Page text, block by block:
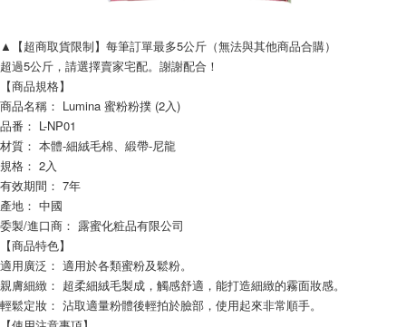
▲【超商取貨限制】每筆訂單最多5公斤（無法與其他商品合購）
超過5公斤，請選擇賣家宅配。謝謝配合！
【商品規格】
商品名稱： Lumina 蜜粉粉撲 (2入)
品番： L-NP01
材質： 本體-細絨毛棉、緞帶-尼龍
規格： 2入
有效期間： 7年
產地： 中國
委製/進口商： 露蜜化粧品有限公司
【商品特色】
適用廣泛： 適用於各類蜜粉及鬆粉。
親膚細緻： 超柔細絨毛製成，觸感舒適，能打造細緻的霧面妝感。
輕鬆定妝： 沾取適量粉體後輕拍於臉部，使用起來非常順手。